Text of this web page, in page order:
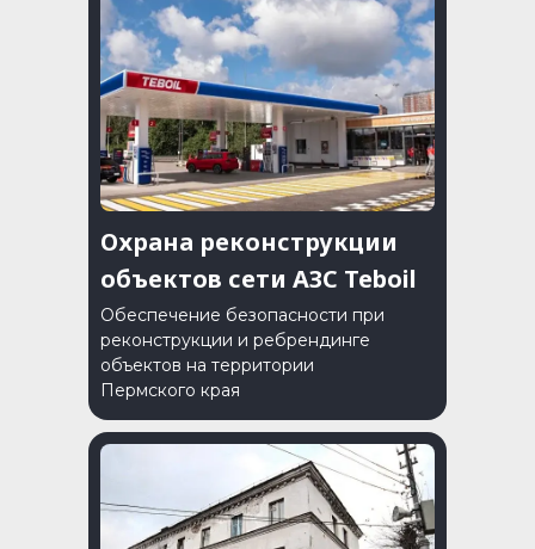
Охрана реконструкции
объектов сети АЗС Teboil
Обеспечение безопасности при
реконструкции и ребрендинге
объектов на территории
Пермского края